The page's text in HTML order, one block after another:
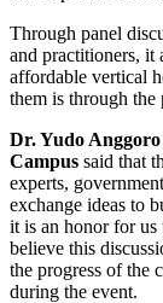
Through panel
and practitioners,
affordable vertical
them is through
Dr. Yudo
Campus said that
experts,
exchange ideas to
it is an honor for us
believe this
the progress of the
during the event.